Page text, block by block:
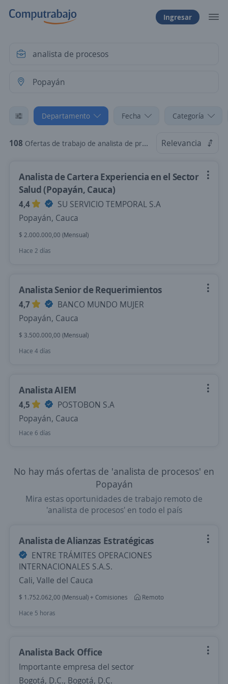
Ingresar
Departamento Fecha Categoría
108 Ofertas de trabajo de analista de procesos en Popayán, Cauca Relevancia
Analista de Cartera Experiencia en el Sector
Salud (Popayán, Cauca)
4,4
SU SERVICIO TEMPORAL S.A
Popayán, Cauca
$ 2.000.000,00 (Mensual)
Hace 2 días
Analista Senior de Requerimientos
4,7
BANCO MUNDO MUJER
Popayán, Cauca
$ 3.500.000,00 (Mensual)
Hace 4 días
Analista AIEM
4,5
POSTOBON S.A
Popayán, Cauca
Hace 6 días
No hay más ofertas de 'analista de procesos' en
Popayán
Mira estas oportunidades de trabajo remoto de
'analista de procesos' en todo el país
Analista de Alianzas Estratégicas
ENTRE TRÁMITES OPERACIONES
INTERNACIONALES S.A.S.
Cali, Valle del Cauca
$ 1.752.062,00 (Mensual) + Comisiones
Remoto
Hace 5 horas
Analista Back Office
Importante empresa del sector
Bogotá, D.C., Bogotá, D.C.